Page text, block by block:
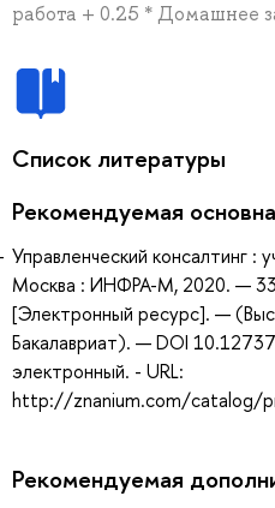
работа + 0.25 * Домашнее
Список литературы
Рекомендуемая
Управленческий консалтинг
Москва : ИНФРА-М, 2020. —
[Электронный ресурс]. —
Бакалавриат). — DOI
электронный. - URL:
http://znanium.com/catalog/
Рекомендуемая